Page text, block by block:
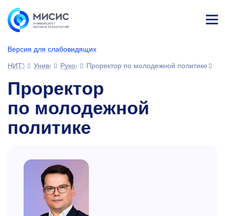
Версия для слабовидящих
ине
НИТУ МИСИСУниверситетРуководствоПроректор по молодежной политике
Проректор
по молодежной
политике